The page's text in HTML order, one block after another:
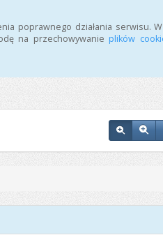
poprawnego działania serwisu.
na przechowywanie plików